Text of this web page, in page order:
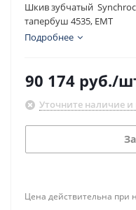
Шкив зубчатый
тапербуш 4535, EMT
Подробнее
90 174 руб./
Уточните наличие и
Цена действительна при